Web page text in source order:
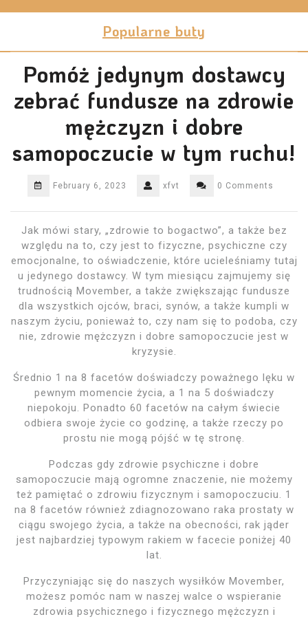
Popularne buty
Pomóż jedynym dostawcy
zebrać fundusze na zdrowie
mężczyzn i dobre
samopoczucie w tym ruchu!
February 6, 2023 xfvt 0 Comments
Jak mówi stary, „zdrowie to bogactwo”, a także bez
względu na to, czy jest to fizyczne, psychiczne czy
emocjonalne, to oświadczenie, które ucieleśniamy tutaj
u jedynego dostawcy. W tym miesiącu zajmujemy się
trudnością Movember, a także zwiększając fundusze
dla wszystkich ojców, braci, synów, a także kumpli w
naszym życiu, ponieważ to, czy nam się to podoba, czy
nie, zdrowie mężczyzn i dobre samopoczucie jest w
kryzysie.
Średnio 1 na 8 facetów doświadczy poważnego lęku w
pewnym momencie życia, a 1 na 5 doświadczy
niepokoju. Ponadto 60 facetów na całym świecie
odbiera swoje życie co godzinę, a także rzeczy po
prostu nie mogą pójść w tę stronę.
Podczas gdy zdrowie psychiczne i dobre
samopoczucie mają ogromne znaczenie, nie możemy
też pamiętać o zdrowiu fizycznym i samopoczuciu. 1
na 8 facetów również zdiagnozowano raka prostaty w
ciągu swojego życia, a także na obecności, rak jąder
jest najbardziej typowym rakiem w facecie poniżej 40
lat.
Przyczyniając się do naszych wysiłków Movember,
możesz pomóc nam w naszej walce o wspieranie
zdrowia psychicznego i fizycznego mężczyzn i